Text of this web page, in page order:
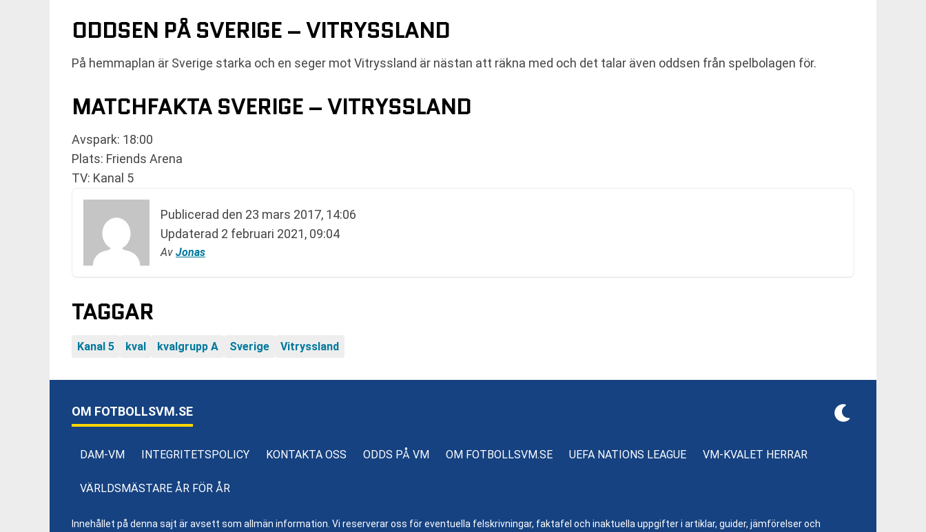
ODDSEN PÅ SVERIGE – VITRYSSLAND
På hemmaplan är Sverige starka och en seger mot Vitryssland är nästan att räkna med och det talar även oddsen från spelbolagen för.
MATCHFAKTA SVERIGE – VITRYSSLAND
Avspark: 18:00
Plats: Friends Arena
TV: Kanal 5
Publicerad den 23 mars 2017, 14:06
Updaterad 2 februari 2021, 09:04
Av Jonas
TAGGAR
Kanal 5 kval kvalgrupp A Sverige Vitryssland
OM FOTBOLLSVM.SE
DAM-VM INTEGRITETSPOLICY KONTAKTA OSS ODDS PÅ VM OM FOTBOLLSVM.SE UEFA NATIONS LEAGUE VM-KVALET HERRAR
VÄRLDSMÄSTARE ÅR FÖR ÅR
Innehållet på denna sajt är avsett som allmän information. Vi reserverar oss för eventuella felskrivningar, faktafel och inaktuella uppgifter i artiklar, guider, jämförelser och